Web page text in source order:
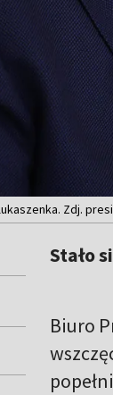
Zdj.
Stało
Biuro